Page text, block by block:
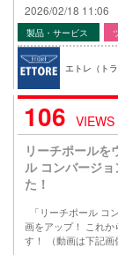
2026/02/18 11:06
製品・サービス
エトレ（ト
106 VIEWS
リーチポールを
ル コンバージ
た！
「リーチポール コ
画をアップ！ これ
す！ （動画は下記